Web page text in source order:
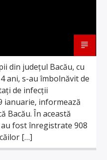
din județul Bacău, cu
ani, s-au îmbolnăvit de
de infecții
ianuarie, informează
Bacău. În această
fost înregistrate 908
[…]